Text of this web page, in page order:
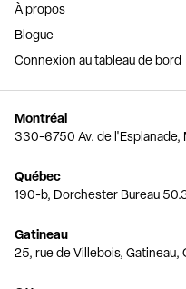
À propos
Blogue
Connexion au tableau de bord
Montréal
330-6750 Av. de l'Esplanade,
Québec
190-b, Dorchester Bureau
Gatineau
25, rue de Villebois, Gatineau,